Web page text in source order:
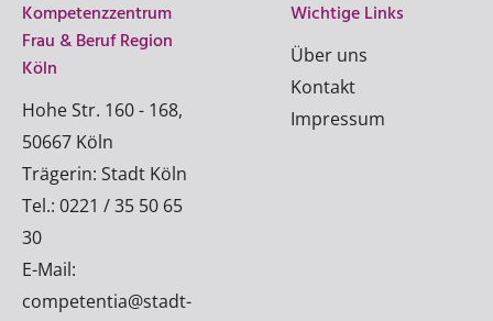
Kompetenzzentrum
Frau & Beruf Region
Köln
Hohe Str. 160 - 168,
50667 Köln
Trägerin: Stadt Köln
Tel.: 0221 / 35 50 65
30
E-Mail:
competentia@stadt-
Wichtige Links
Über uns
Kontakt
Impressum